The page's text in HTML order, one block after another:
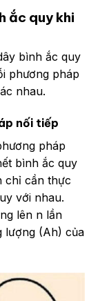
ắc quy khi
bình ắc quy
phương pháp
nhau.
nối tiếp
pháp
bình ắc quy
chỉ cần thực
với nhau.
lên n lần
lượng (Ah) của